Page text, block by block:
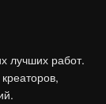
лучших работ.